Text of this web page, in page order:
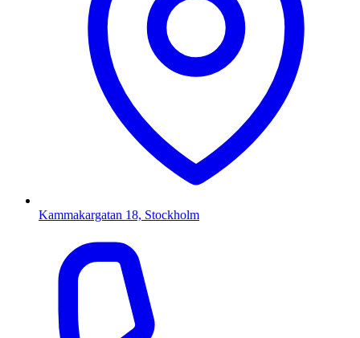
Kammakargatan 18, Stockholm